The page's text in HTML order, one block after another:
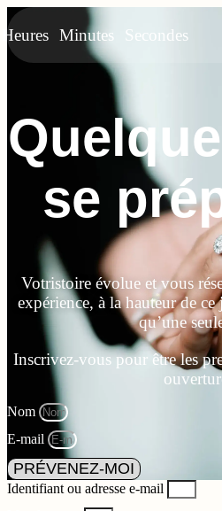
Heures Minutes Secondes
se
Votristoire évolue et vous
expérience, à la hauteur de
qu’une
Inscrivez-vous pour être les
Nom
E-mail
PRÉVENEZ-MOI
Identifiant ou adresse e-mail